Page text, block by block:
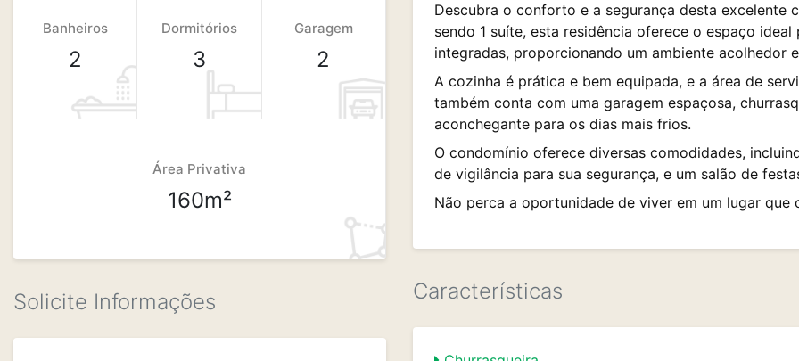
Banheiros
2
Dormitórios
3
Garagem
2
Área Privativa
160m²
Solicite Informações
Descubra o conforto e a segurança desta excelente
sendo 1 suíte, esta residência oferece o espaço
integradas, proporcionando um ambiente acolhedor
A cozinha é prática e bem equipada, e a área de
também conta com uma garagem espaçosa,
aconchegante para os dias mais frios.
O condomínio oferece diversas comodidades,
de vigilância para sua segurança, e um salão de
Não perca a oportunidade de viver em um lugar
Características